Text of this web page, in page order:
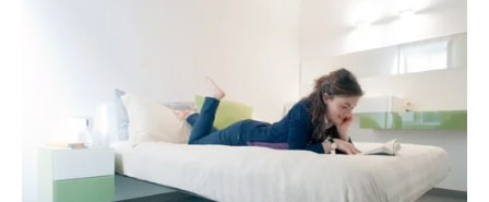
Добра для душі а для серця — любові!
З днем Ангела ми поспішаєм вітати,
Хай Ангел несе вам достаток до хати,